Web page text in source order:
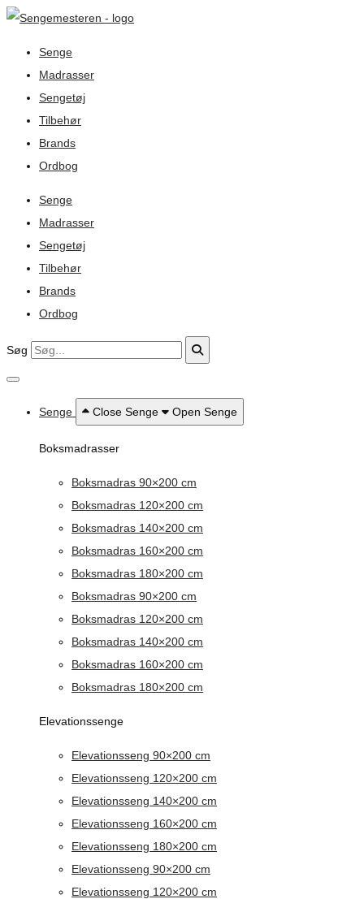
Senge
Madrasser
Sengetøj
Tilbehør
Brands
Ordbog
Senge
Madrasser
Sengetøj
Tilbehør
Brands
Ordbog
Søg
Senge Close Senge Open Senge
Boksmadrasser
Boksmadras 90×200 cm
Boksmadras 120×200 cm
Boksmadras 140×200 cm
Boksmadras 160×200 cm
Boksmadras 180×200 cm
Boksmadras 90×200 cm
Boksmadras 120×200 cm
Boksmadras 140×200 cm
Boksmadras 160×200 cm
Boksmadras 180×200 cm
Elevationssenge
Elevationsseng 90×200 cm
Elevationsseng 120×200 cm
Elevationsseng 140×200 cm
Elevationsseng 160×200 cm
Elevationsseng 180×200 cm
Elevationsseng 90×200 cm
Elevationsseng 120×200 cm